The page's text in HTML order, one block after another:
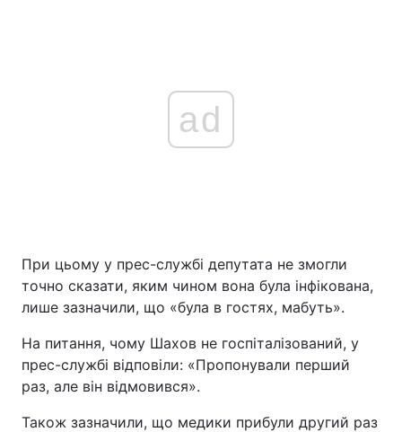
ad
При цьому у прес-службі депутата не змогли
точно сказати, яким чином вона була інфікована,
лише зазначили, що «була в гостях, мабуть».
На питання, чому Шахов не госпіталізований, у
прес-службі відповіли: «Пропонували перший
раз, але він відмовився».
Також зазначили, що медики прибули другий раз